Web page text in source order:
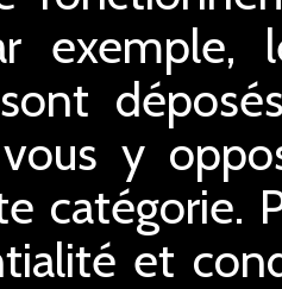
exemple,
y
catégorie.
et